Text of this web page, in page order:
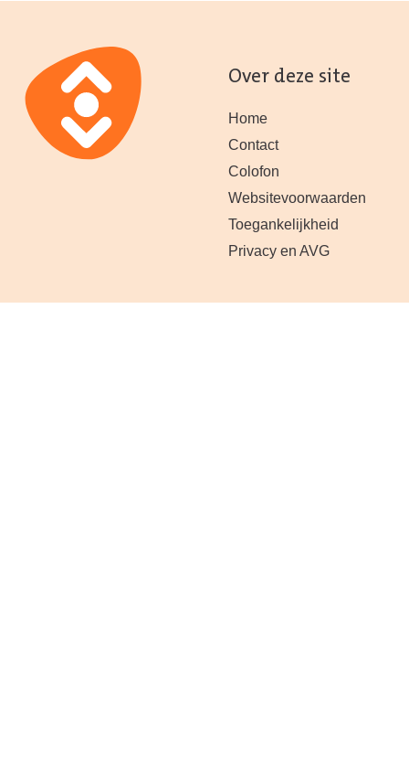
Over deze site
Home
Contact
Colofon
Websitevoorwaarden
Toegankelijkheid
Privacy en AVG